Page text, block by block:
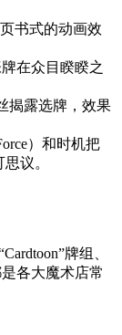
书式的动画效
在众目睽睽之
揭露选牌，效果
）和时机把
议。
牌组、
各大魔术店常